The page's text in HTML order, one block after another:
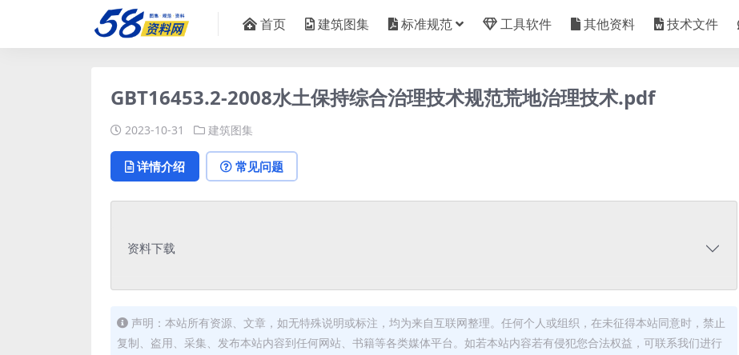
首页 建筑图集 标准规范 工具软件 其他资料 技术文件
GBT16453.2-2008水土保持综合治理技术规范荒地治理技术.pdf
2023-10-31 建筑图集
详情介绍 常见问题
资料下载
声明：本站所有资源、文章，如无特殊说明或标注，均为来自互联网整理。任何个人或组织，在未征得本站同意时，禁止
复制、盗用、采集、发布本站内容到任何网站、书籍等各类媒体平台。如若本站内容若有侵犯您合法权益，可联系我们进行